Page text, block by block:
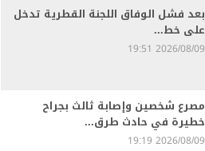
بعد فشل الوفاق اللجنة القطرية تدخل
على خط...
2026/08/09 19:51
مصرع شخصين وإصابة ثالث بجراح
خطيرة في حادث طرق...
2026/08/09 19:19